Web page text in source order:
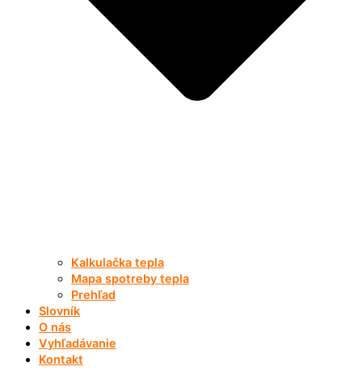
Kalkulačka tepla
Mapa spotreby tepla
Prehľad
Slovník
O nás
Vyhľadávanie
Kontakt